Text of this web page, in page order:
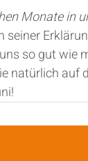
Monate in
so gut wie
natürlich auf